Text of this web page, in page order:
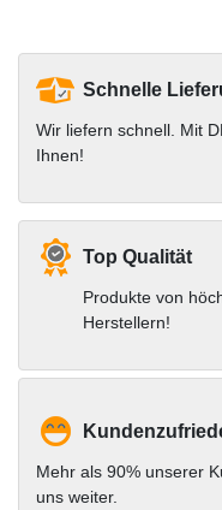
Schnelle
Wir liefern schnell. Mit
Ihnen!
Top Qualität
Produkte von
Herstellern!
Mehr als 90% unserer
uns weiter.